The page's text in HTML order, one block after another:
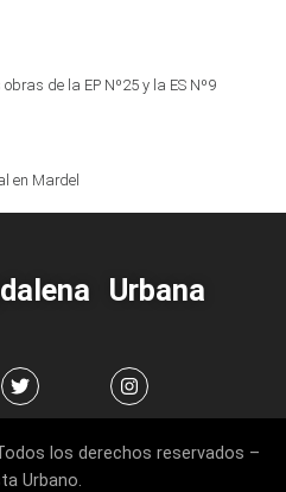
de la EP Nº25 y la ES Nº9
en Mardel
Urbana
los derechos reservados –
Urbano.